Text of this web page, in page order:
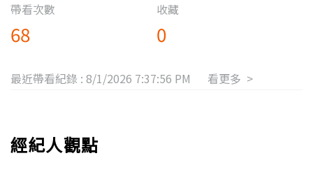
帶看次數
68
收藏
0
最近帶看紀錄 : 8/1/2026 7:37:56 PM 看更多 >
經紀人觀點